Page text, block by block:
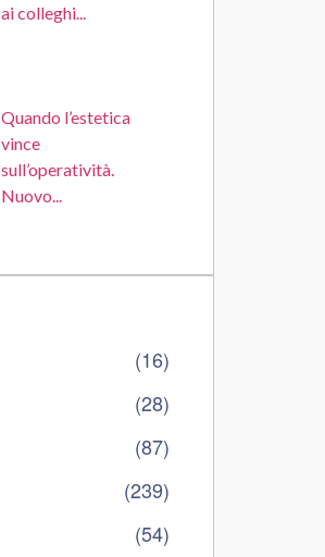
ai colleghi...
Quando l’estetica
vince
sull’operatività.
Nuovo...
(16)
(28)
(87)
(239)
(54)